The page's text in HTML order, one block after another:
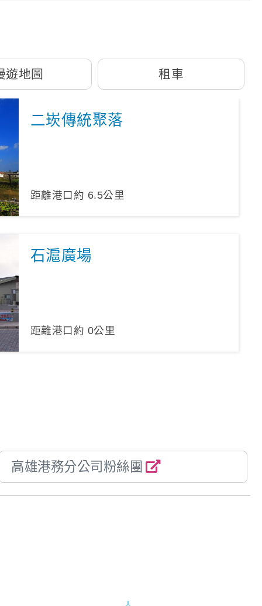
二崁傳統聚落
距離港口約 6.5公里
石滬廣場
距離港口約 0公里
遊地圖 租車
高雄港務分公司粉絲團